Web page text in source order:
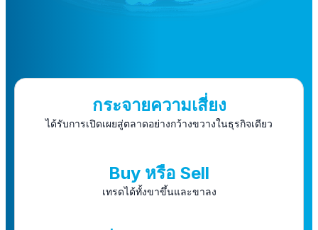
กระจายความเสี่ยง
ได้รับการเปิดเผยสู่ตลาดอย่างกว้างขวางในธุรกิจเดียว
Buy หรือ Sell
เทรดได้ทั้งขาขึ้นและขาลง